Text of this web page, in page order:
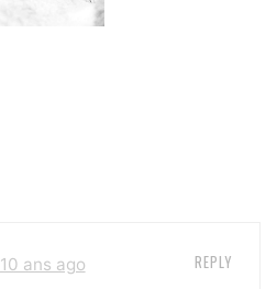
10 ans ago REPLY